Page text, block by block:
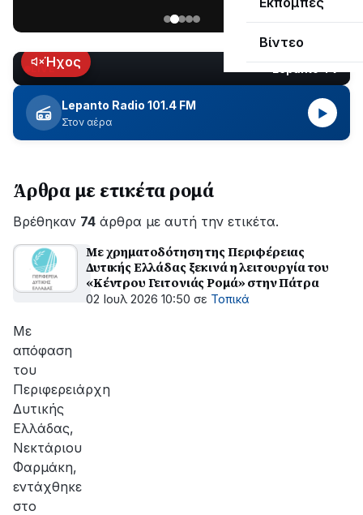
Βίντεο
Ναυπάκτου
εδώ
και
περίπου
δύο
ώρες
εξέλιξη
οι
εργασίες
ΔΕΔΔΗΕ
για
την
της
βλάβης
LIVEΉχος
Lepanto Radio 101.4 FM
Στον αέρα
▶
Άρθρα με ετικέτα ρομά
Βρέθηκαν 74 άρθρα με αυτή την ετικέτα.
Με χρηματοδότηση της Περιφέρειας
Δυτικής Ελλάδας ξεκινά η λειτουργία του
«Κέντρου Γειτονιάς Ρομά» στην Πάτρα
02 Ιουλ 2026 10:50 σε Τοπικά
Με
απόφαση
του
Περιφερειάρχη
Δυτικής
Ελλάδας,
Νεκτάριου
Φαρμάκη,
εντάχθηκε
στο